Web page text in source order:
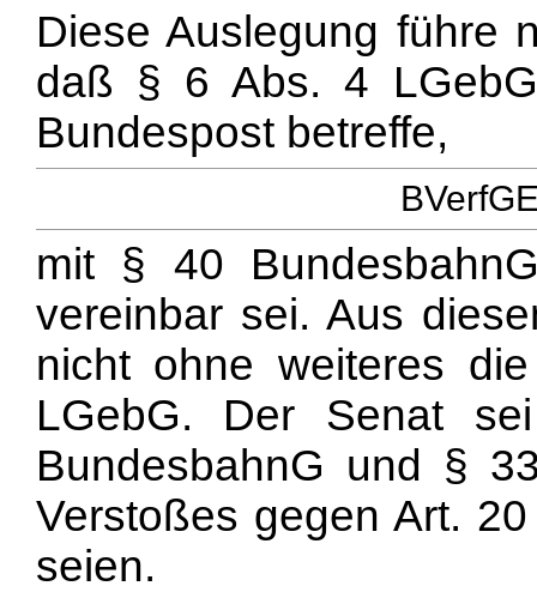
Diese Auslegung führe
daß § 6 Abs. 4
Bundespost betreffe,
mit § 40
vereinbar sei. Aus
nicht ohne weiteres
LGebG. Der Senat
BundesbahnG und §
Verstoßes gegen Art.
seien.